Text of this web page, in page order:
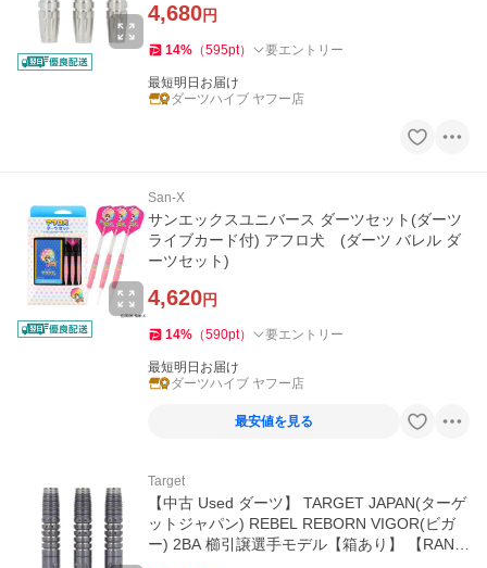
4,680円
14% （595pt） 要エントリー
最短明日お届け
ダーツハイブ ヤフー店
San-X
サンエックスユニバース ダーツセット(ダーツ
ライブカード付) アフロ犬 (ダーツ バレル ダ
ーツセット)
4,620円
14% （590pt） 要エントリー
最短明日お届け
ダーツハイブ ヤフー店
最安値を見る
Target
【中古 Used ダーツ】 TARGET JAPAN(ターゲ
ットジャパン) REBEL REBORN VIGOR(ビガ
ー) 2BA 櫛引譲選手モデル【箱あり】 【RANK